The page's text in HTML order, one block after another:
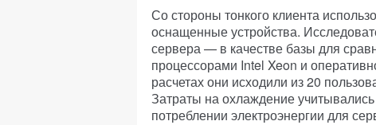
Со стороны тонкого клиента
оснащенные устройства.
сервера — в качестве базы для
процессорами Intel Xeon и
расчетах они исходили из 20
Затраты на охлаждение
потреблении электроэнергии для